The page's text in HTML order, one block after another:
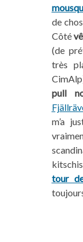
de
Côté
(de
très
pull
m’a
tour